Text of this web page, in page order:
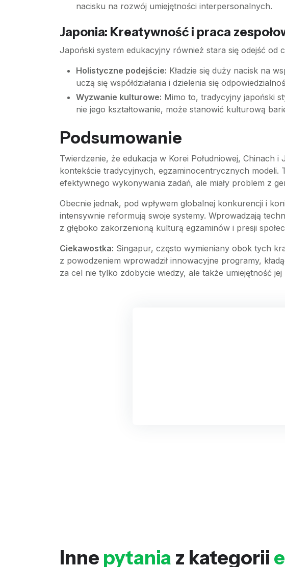
nacisku na rozwój umiejętności interpersonalnych.
Japonia: Kreatywność i praca
Japoński system edukacyjny również stara się odejść od
Holistyczne podejście: Kładzie się duży nacisk na
uczą się współdziałania i dzielenia się
Wyzwanie kulturowe: Mimo to, tradycyjny japoński
nie jego kształtowanie, może stanowić kulturową
Podsumowanie
Twierdzenie, że edukacja w Korei Południowej, Chinach
kontekście tradycyjnych, egzaminocentrycznych
efektywnego wykonywania zadań, ale miały problem z
Obecnie jednak, pod wpływem globalnej konkurencji i
intensywnie reformują swoje systemy. Wprowadzają
z głęboko zakorzenioną kulturą egzaminów i presji
Ciekawostka: Singapur, często wymieniany obok tych
z powodzeniem wprowadził innowacyjne programy,
za cel nie tylko zdobycie wiedzy, ale także umiejętność jej
Inne pytania z kategorii